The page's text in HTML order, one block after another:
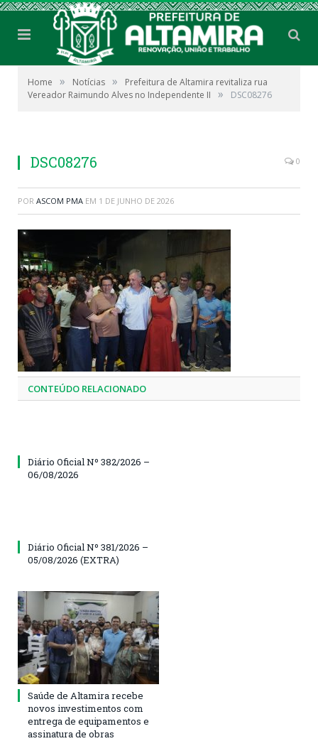
Home » Notícias »
Prefeitura de Altamira revitaliza rua
Vereador Raimundo Alves no Independente II
» DSC08276
DSC08276 0
POR ASCOM PMA EM 1 DE JUNHO DE 2026
CONTEÚDO RELACIONADO
Diário Oficial Nº 382/2026 –
06/08/2026
Diário Oficial Nº 381/2026 –
05/08/2026 (EXTRA)
Saúde de Altamira recebe
novos investimentos com
entrega de equipamentos e
assinatura de obras